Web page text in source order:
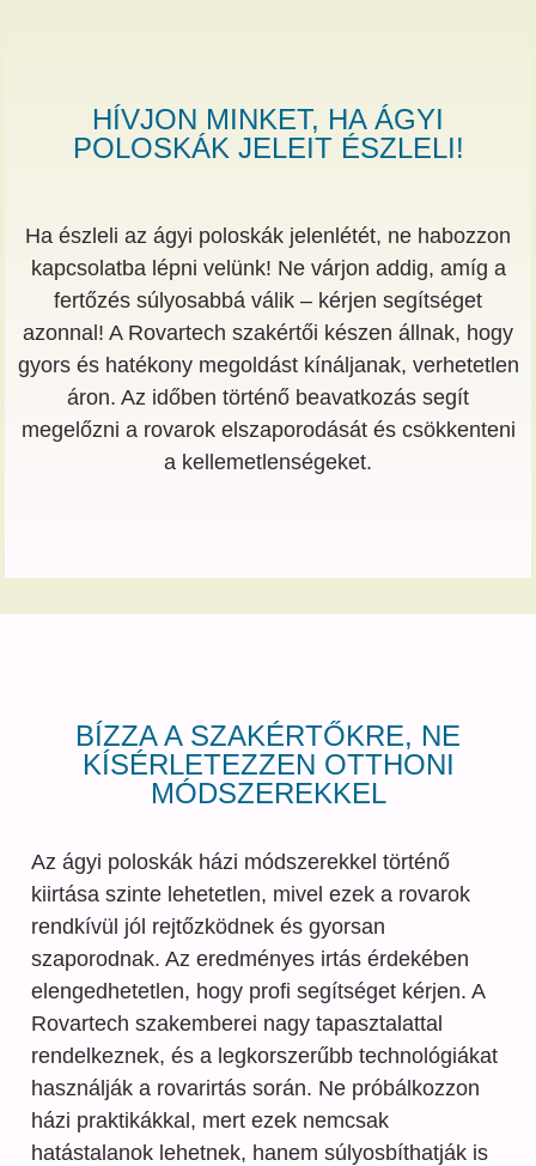
HÍVJON MINKET, HA ÁGYI
POLOSKÁK JELEIT ÉSZLELI!
Ha észleli az ágyi poloskák jelenlétét, ne habozzon
kapcsolatba lépni velünk! Ne várjon addig, amíg a
fertőzés súlyosabbá válik – kérjen segítséget
azonnal! A Rovartech szakértői készen állnak, hogy
gyors és hatékony megoldást kínáljanak, verhetetlen
áron. Az időben történő beavatkozás segít
megelőzni a rovarok elszaporodását és csökkenteni
a kellemetlenségeket.
BÍZZA A SZAKÉRTŐKRE, NE
KÍSÉRLETEZZEN OTTHONI
MÓDSZEREKKEL
Az ágyi poloskák házi módszerekkel történő
kiirtása szinte lehetetlen, mivel ezek a rovarok
rendkívül jól rejtőzködnek és gyorsan
szaporodnak. Az eredményes irtás érdekében
elengedhetetlen, hogy profi segítséget kérjen. A
Rovartech szakemberei nagy tapasztalattal
rendelkeznek, és a legkorszerűbb technológiákat
használják a rovarirtás során. Ne próbálkozzon
házi praktikákkal, mert ezek nemcsak
hatástalanok lehetnek, hanem súlyosbíthatják is